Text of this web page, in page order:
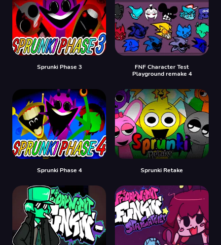
Sprunki Phase 3
FNF Character Test
Playground remake 4
Sprunki Phase 4 Sprunki Retake